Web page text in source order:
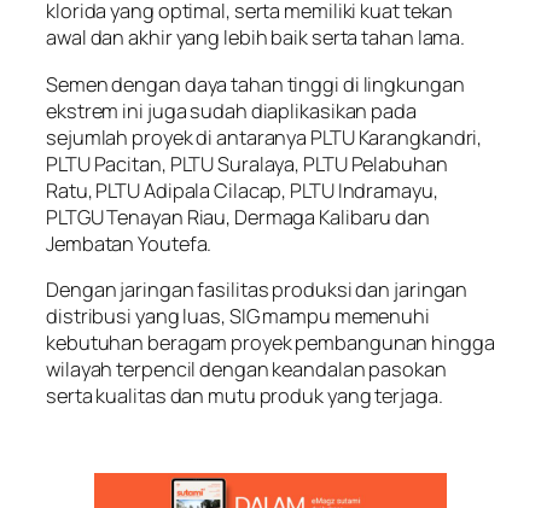
klorida yang optimal, serta memiliki kuat tekan
awal dan akhir yang lebih baik serta tahan lama.
Semen dengan daya tahan tinggi di lingkungan
ekstrem ini juga sudah diaplikasikan pada
sejumlah proyek di antaranya PLTU Karangkandri,
PLTU Pacitan, PLTU Suralaya, PLTU Pelabuhan
Ratu, PLTU Adipala Cilacap, PLTU Indramayu,
PLTGU Tenayan Riau, Dermaga Kalibaru dan
Jembatan Youtefa.
Dengan jaringan fasilitas produksi dan jaringan
distribusi yang luas, SIG mampu memenuhi
kebutuhan beragam proyek pembangunan hingga
wilayah terpencil dengan keandalan pasokan
serta kualitas dan mutu produk yang terjaga.